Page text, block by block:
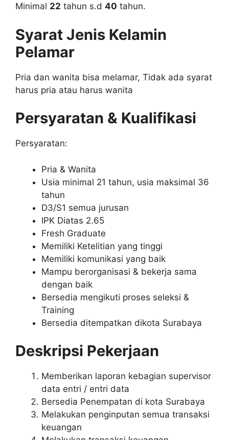
Minimal 22 tahun s.d 40 tahun.
Syarat Jenis Kelamin
Pelamar
Pria dan wanita bisa melamar, Tidak ada syarat
harus pria atau harus wanita
Persyaratan & Kualifikasi
Persyaratan:
Pria & Wanita
Usia minimal 21 tahun, usia maksimal 36
tahun
D3/S1 semua jurusan
IPK Diatas 2.65
Fresh Graduate
Memiliki Ketelitian yang tinggi
Memiliki komunikasi yang baik
Mampu berorganisasi & bekerja sama
dengan baik
Bersedia mengikuti proses seleksi &
Training
Bersedia ditempatkan dikota Surabaya
Deskripsi Pekerjaan
Memberikan laporan kebagian supervisor
data entri / entri data
Bersedia Penempatan di kota Surabaya
Melakukan penginputan semua transaksi
keuangan